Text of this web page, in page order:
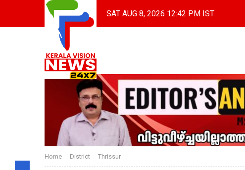
SAT AUG 8, 2026 12:42 PM IST
Home District Thrissur